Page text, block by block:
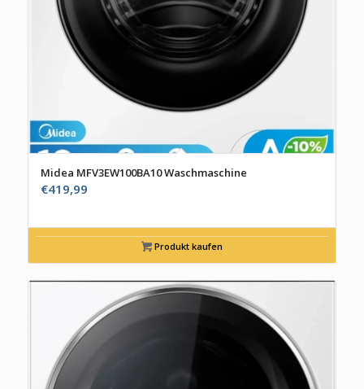
Midea MFV3EW100BA10 Waschmaschine
€419,99
Produkt kaufen